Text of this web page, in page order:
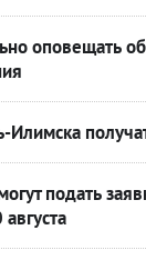
оповещать
подать